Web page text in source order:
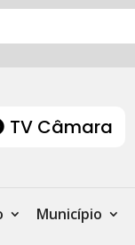
TV Câmara
Município